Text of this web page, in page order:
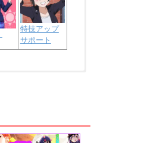
特技アップ
サポート